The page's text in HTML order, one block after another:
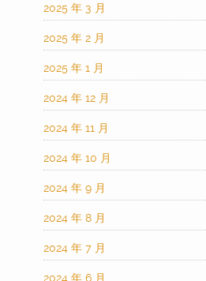
2025 年 3 月
2025 年 2 月
2025 年 1 月
2024 年 12 月
2024 年 11 月
2024 年 10 月
2024 年 9 月
2024 年 8 月
2024 年 7 月
2024 年 6 月